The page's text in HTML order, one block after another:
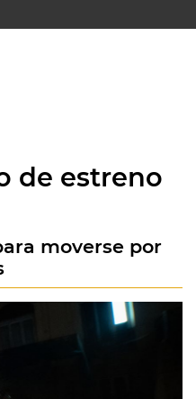
de estreno
moverse por